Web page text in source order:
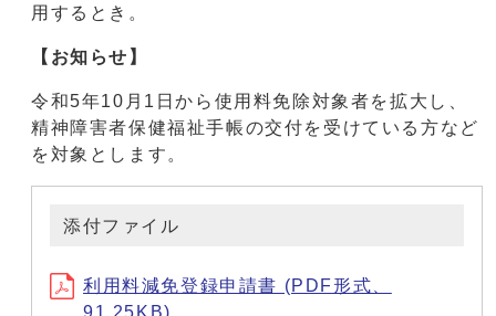
用するとき。
【お知らせ】
令和5年10月1日から使用料免除対象者を拡大し、
精神障害者保健福祉手帳の交付を受けている方など
を対象とします。
添付ファイル
利用料減免登録申請書 (PDF形式、